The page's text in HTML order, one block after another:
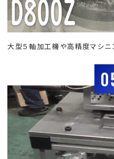
大型５軸加工機や高精度マシニ